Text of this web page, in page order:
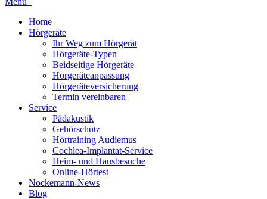
Home
Hörgeräte
Ihr Weg zum Hörgerät
Hörgeräte-Typen
Beidseitige Hörgeräte
Hörgeräteanpassung
Hörgeräteversicherung
Termin vereinbaren
Service
Pädakustik
Gehörschutz
Hörtraining Audiemus
Cochlea-Implantat-Service
Heim- und Hausbesuche
Online-Hörtest
Nockemann-News
Blog